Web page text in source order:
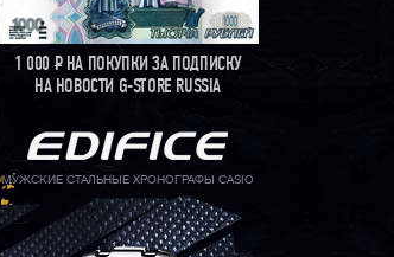
1 000РНА ПОКУПКИ ЗА ПОДПИСКУ
НА НОВОСТИ G-STORE RUSSIA
МУЖСКИЕ СТАЛЬНЫЕ ХРОНОГРАФЫ CASIO